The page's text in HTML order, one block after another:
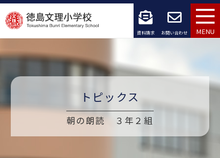
コ
ン
へ
資料請求 お問い合わせ MENU
トピックス
朝の朗読 ３年２組